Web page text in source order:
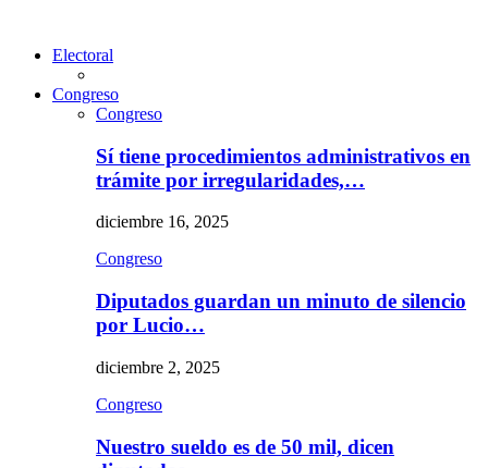
Electoral
Congreso
Congreso
Sí tiene procedimientos administrativos en
trámite por irregularidades,…
diciembre 16, 2025
Congreso
Diputados guardan un minuto de silencio
por Lucio…
diciembre 2, 2025
Congreso
Nuestro sueldo es de 50 mil, dicen